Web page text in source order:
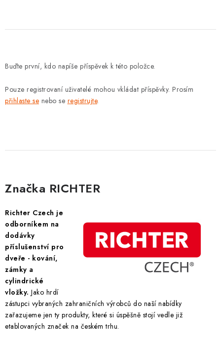
Buďte první, kdo napíše příspěvek k této položce.
Pouze registrovaní uživatelé mohou vkládat příspěvky. Prosím
přihlaste se nebo se registrujte.
Značka RICHTER
Richter Czech je
odborníkem na
dodávky
příslušenství pro
dveře - kování,
zámky a
cylindrické
vložky. Jako hrdí
zástupci vybraných zahraničních výrobců do naší nabídky
zařazujeme jen ty produkty, které si úspěšně stojí vedle již
etablovaných značek na českém trhu.